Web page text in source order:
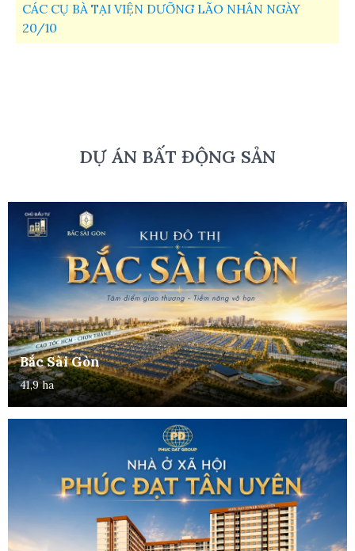
CÁC CỤ BÀ TẠI VIỆN DƯỠNG LÃO NHÂN NGÀY
20/10
DỰ ÁN BẤT ĐỘNG SẢN
Bắc Sài Gòn
41,9 ha